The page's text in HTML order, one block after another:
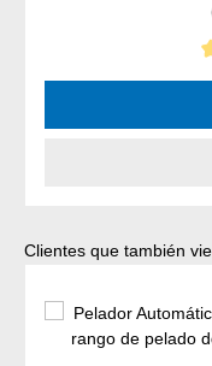
Calificación
Omitir la galería de
Clientes que también